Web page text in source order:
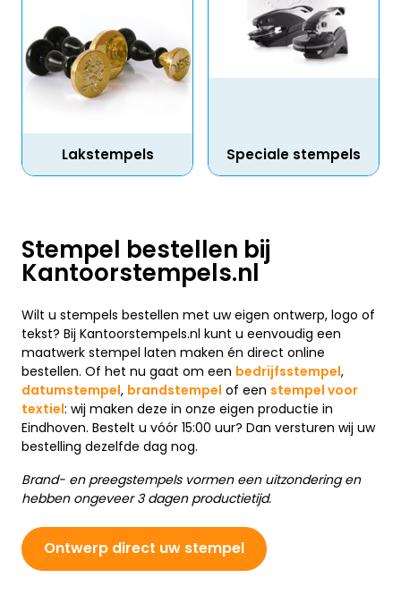
Lakstempels Speciale stempels
Stempel bestellen bij
Kantoorstempels.nl
Wilt u stempels bestellen met uw eigen ontwerp, logo of
tekst? Bij Kantoorstempels.nl kunt u eenvoudig een
maatwerk stempel laten maken én direct online
bestellen. Of het nu gaat om een bedrijfsstempel,
datumstempel, brandstempel of een stempel voor
textiel: wij maken deze in onze eigen productie in
Eindhoven. Bestelt u vóór 15:00 uur? Dan versturen wij uw
bestelling dezelfde dag nog.
Brand- en preegstempels vormen een uitzondering en
hebben ongeveer 3 dagen productietijd.
Ontwerp direct uw stempel